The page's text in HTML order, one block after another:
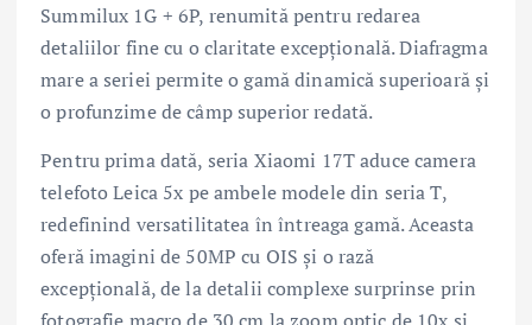
Summilux 1G + 6P, renumită pentru redarea
detaliilor fine cu o claritate excepțională. Diafragma
mare a seriei permite o gamă dinamică superioară și
o profunzime de câmp superior redată.
Pentru prima dată, seria Xiaomi 17T aduce camera
telefoto Leica 5x pe ambele modele din seria T,
redefinind versatilitatea în întreaga gamă. Aceasta
oferă imagini de 50MP cu OIS și o rază
excepțională, de la detalii complexe surprinse prin